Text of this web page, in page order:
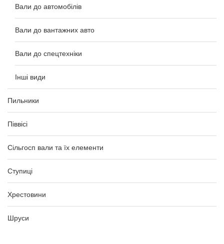
Вали до автомобілів
Вали до вантажних авто
Вали до спецтехніки
Інші види
Пильники
Піввісі
Сільгосп вали та їх елементи
Ступиці
Хрестовини
Шруси